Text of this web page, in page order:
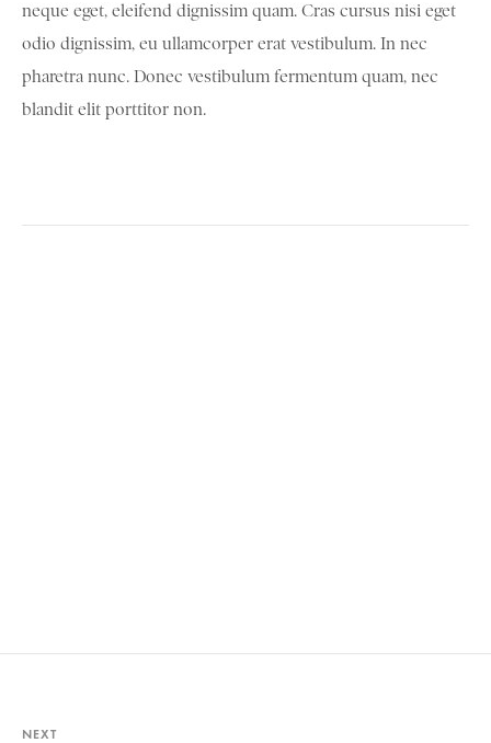
neque eget, eleifend dignissim quam. Cras cursus nisi eget
odio dignissim, eu ullamcorper erat vestibulum. In nec
pharetra nunc. Donec vestibulum fermentum quam, nec
blandit elit porttitor non.
NEXT